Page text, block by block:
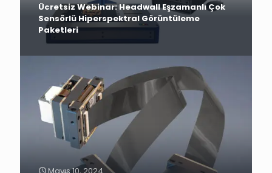
Ücretsiz Webinar: Headwall Eşzamanlı Çok
Sensörlü Hiperspektral Görüntüleme
Paketleri